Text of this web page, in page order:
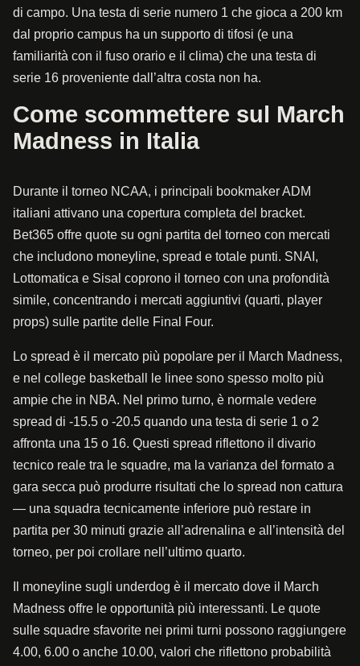
di campo. Una testa di serie numero 1 che gioca a 200 km
dal proprio campus ha un supporto di tifosi (e una
familiarità con il fuso orario e il clima) che una testa di
serie 16 proveniente dall’altra costa non ha.
Come scommettere sul March
Madness in Italia
Durante il torneo NCAA, i principali bookmaker ADM
italiani attivano una copertura completa del bracket.
Bet365 offre quote su ogni partita del torneo con mercati
che includono moneyline, spread e totale punti. SNAI,
Lottomatica e Sisal coprono il torneo con una profondità
simile, concentrando i mercati aggiuntivi (quarti, player
props) sulle partite delle Final Four.
Lo spread è il mercato più popolare per il March Madness,
e nel college basketball le linee sono spesso molto più
ampie che in NBA. Nel primo turno, è normale vedere
spread di -15.5 o -20.5 quando una testa di serie 1 o 2
affronta una 15 o 16. Questi spread riflettono il divario
tecnico reale tra le squadre, ma la varianza del formato a
gara secca può produrre risultati che lo spread non cattura
— una squadra tecnicamente inferiore può restare in
partita per 30 minuti grazie all’adrenalina e all’intensità del
torneo, per poi crollare nell’ultimo quarto.
Il moneyline sugli underdog è il mercato dove il March
Madness offre le opportunità più interessanti. Le quote
sulle squadre sfavorite nei primi turni possono raggiungere
4.00, 6.00 o anche 10.00, valori che riflettono probabilità